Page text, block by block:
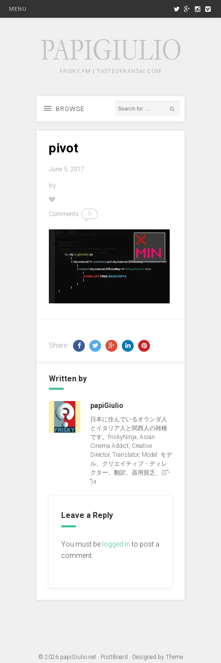
MENU
FRISKY.FM | TASTEOFKANSAI.COM
BROWSE
pivot
June 5, 2017
by
Comments 0
Share:
Written by
papiGiulio
日本に住んでいるオランダ人
とイタリア人と関西人の雑種
です。friskyNinja, Asian
Cinema Addict, Creative
Director, Translator, Model. モデ
ル、クリエイティブ・ディレ
クター、翻訳、器用貧乏、(ง︡'-
'︠)ง
Leave a Reply
You must be logged into post a
comment.
© 2026 papiGiulio.net · PostBoard · Designed by Theme